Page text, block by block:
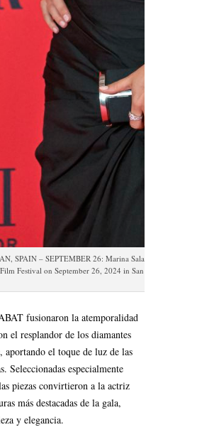
SPAIN – SEPTEMBER 26: Marina Salas attends
Festival on September 26, 2024 in San Sebastian,
fusionaron la atemporalidad
el resplandor de los diamantes
aportando el toque de luz de las
Seleccionadas especialmente
piezas convirtieron a la actriz
más destacadas de la gala,
y elegancia.